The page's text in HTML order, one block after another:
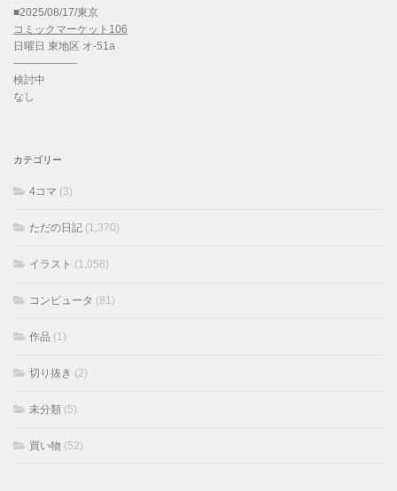
■2025/08/17/東京
コミックマーケット106
日曜日 東地区 オ-51a
——————
検討中
なし
カテゴリー
4コマ (3)
ただの日記 (1,370)
イラスト (1,058)
コンピュータ (81)
作品 (1)
切り抜き (2)
未分類 (5)
買い物 (52)